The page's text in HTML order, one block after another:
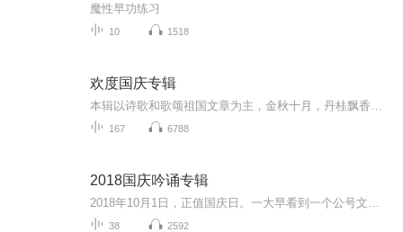
魔性早功练习
10 1518
欢度国庆专辑
167 6788
2018国庆吟诵专辑
38 2592